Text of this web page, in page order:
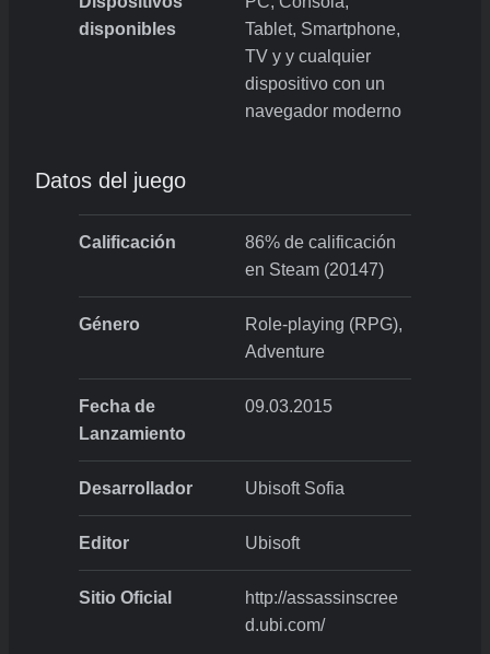
disponibles
Tablet, Smartphone,
TV y y cualquier
dispositivo con un
navegador moderno
Datos del juego
Calificación
86% de calificación
en Steam (20147)
Género
Role-playing (RPG),
Adventure
Fecha de
Lanzamiento
09.03.2015
Desarrollador Ubisoft Sofia
Editor Ubisoft
Sitio Oficial
http://assassinscree
d.ubi.com/